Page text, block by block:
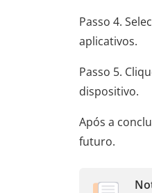
Passo 4.
aplicativos.
Passo 5.
dispositivo.
Após a
futuro.